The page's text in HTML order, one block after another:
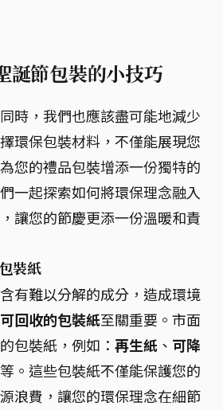
誕節包裝的小技巧
時，我們也應該盡可能地減少
環保包裝材料，不僅能展現您
您的禮品包裝增添一份獨特的
一起探索如何將環保理念融入
讓您的節慶更添一份溫暖和責
裝紙
有難以分解的成分，造成環境
可回收的包裝紙至關重要。市面
包裝紙，例如： 再生紙 、 可降
。這些包裝紙不僅能保護您的
浪費，讓您的環保理念在細節